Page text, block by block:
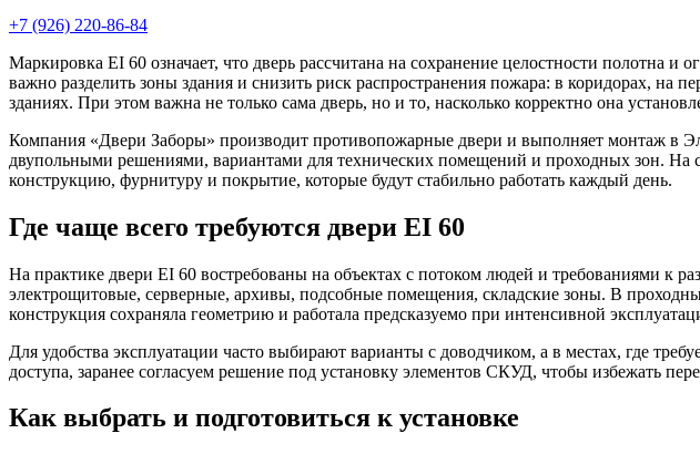
+7 (926) 220-86-84
Маркировка EI 60 означает, что дверь рассчитана на сохранение целостности полотна
важно разделить зоны здания и снизить риск распространения пожара: в коридорах,
зданиях. При этом важна не только сама дверь, но и то, насколько корректно она
Компания «Двери Заборы» производит противопожарные двери и выполняет монтаж в
двупольными решениями, вариантами для технических помещений и проходных зон. На
конструкцию, фурнитуру и покрытие, которые будут стабильно работать каждый день.
Где чаще всего требуются двери EI 60
На практике двери EI 60 востребованы на объектах с потоком людей и требованиями
электрощитовые, серверные, архивы, подсобные помещения, складские зоны. В
конструкция сохраняла геометрию и работала предсказуемо при интенсивной
Для удобства эксплуатации часто выбирают варианты с доводчиком, а в местах, где
доступа, заранее согласуем решение под установку элементов СКУД, чтобы избежать
Как выбрать и подготовиться к установке